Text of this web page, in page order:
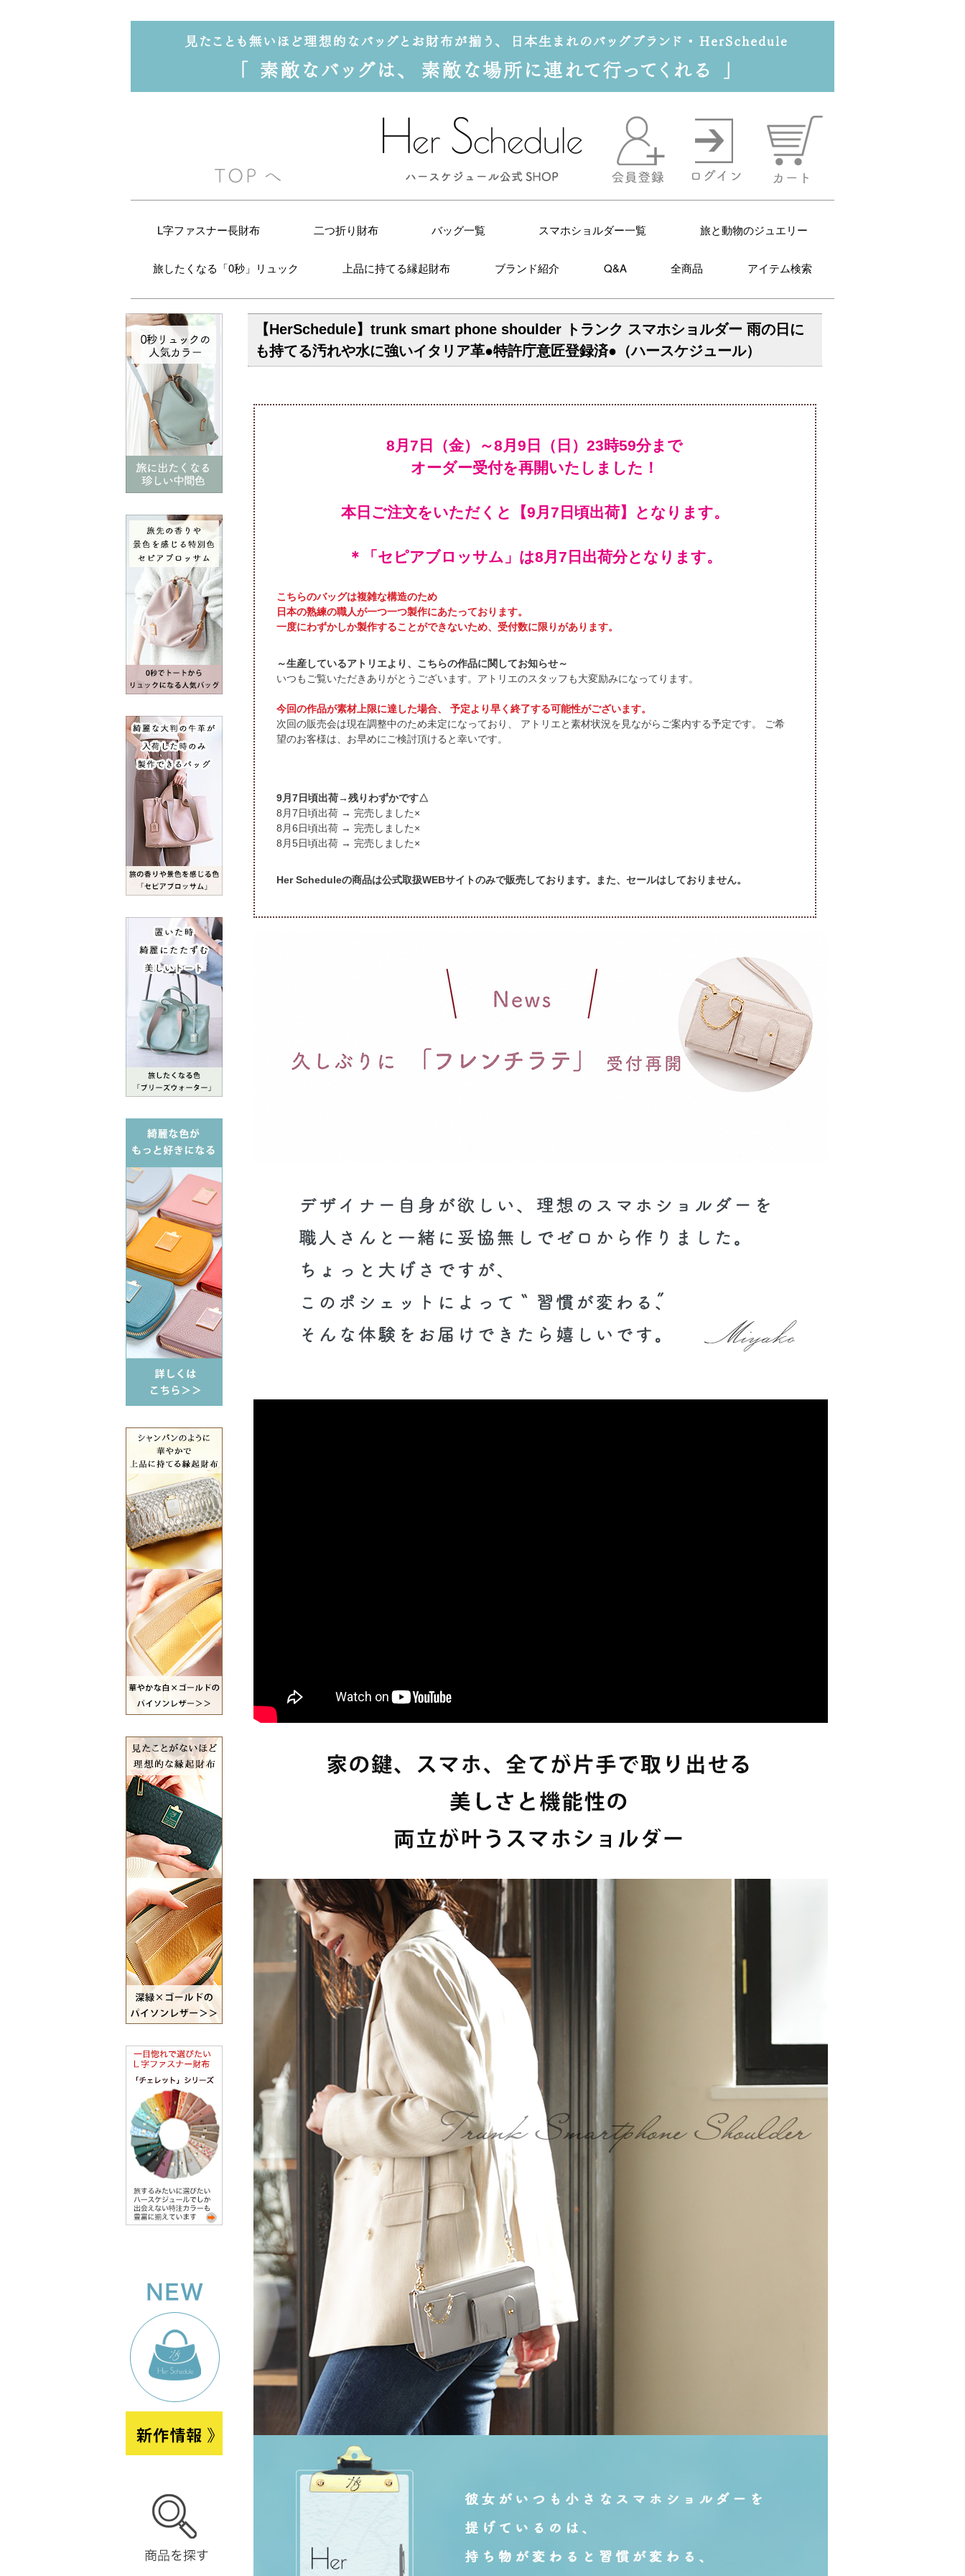
L字ファスナー長財布 二つ折り財布 バッグ一覧 スマホショルダー一覧 旅と動物のジュエリー
旅したくなる「0秒」リュック 上品に持てる縁起財布 ブランド紹介 Q&A 全商品 アイテム検索
【HerSchedule】trunk smart phone shoulder トランク スマホショルダー 雨の日に
も持てる汚れや水に強いイタリア革●特許庁意匠登録済●（ハースケジュール）
オーダー受付を再開いたしました！
本日ご注文をいただくと【9月7日頃出荷】となります。
＊「セピアブロッサム」は8月7日出荷分となります。
こちらのバッグは複雑な構造のため
日本の熟練の職人が一つ一つ製作にあたっております。
一度にわずかしか製作することができないため、受付数に限りがあります。
～生産しているアトリエより、こちらの作品に関してお知らせ～
いつもご覧いただきありがとうございます。アトリエのスタッフも大変励みになってります。
今回の作品が素材上限に達した場合、 予定より早く終了する可能性がございます。
次回の販売会は現在調整中のため未定になっており、 アトリエと素材状況を見ながらご案内する予定です。 ご希
望のお客様は、お早めにご検討頂けると幸いです。
9月7日頃出荷→残りわずかです△
頃出荷 → 完売しました×
頃出荷 → 完売しました×
頃出荷 → 完売しました×
Her Scheduleの商品は公式取扱WEBサイトのみで販売しております。また、セールはしておりません。